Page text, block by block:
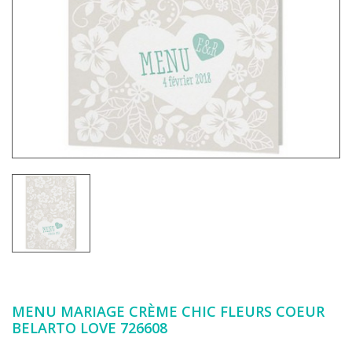
MENU MARIAGE CRÈME CHIC FLEURS COEUR
BELARTO LOVE 726608